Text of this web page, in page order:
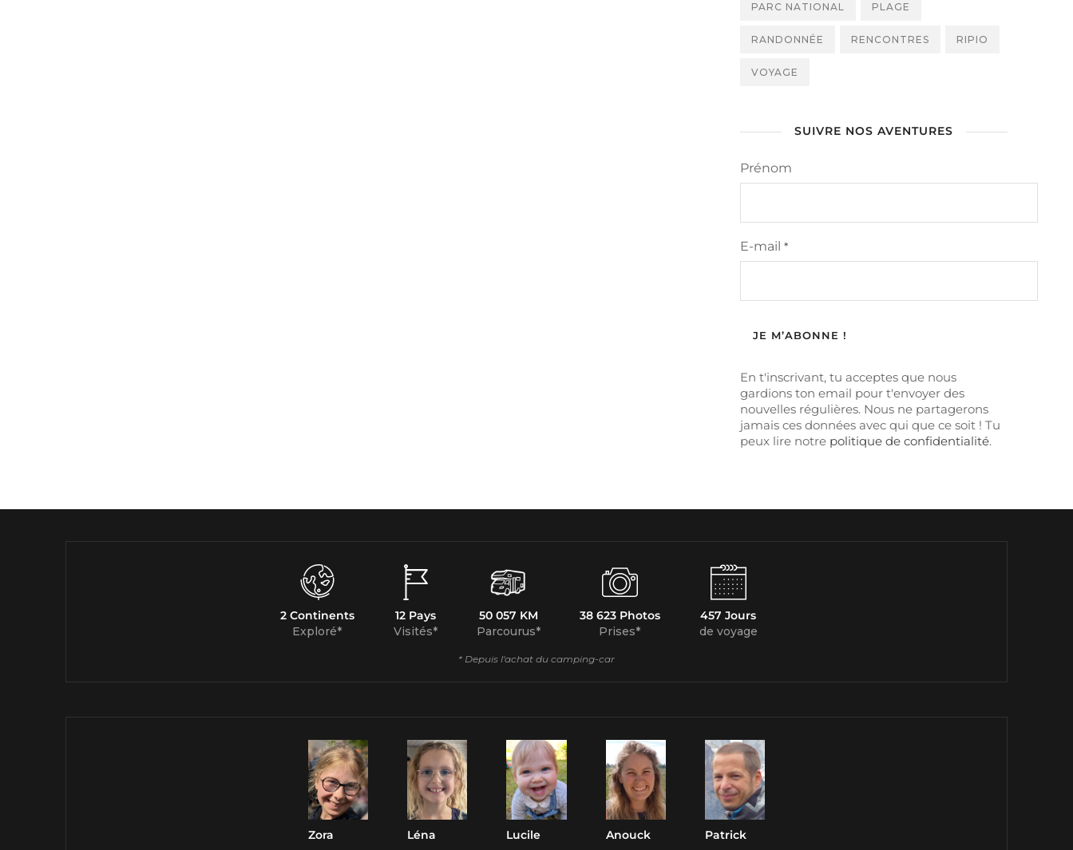
PARC NATIONAL PLAGE
RANDONNÉE RENCONTRES RIPIO
VOYAGE
SUIVRE NOS AVENTURES
Prénom
E-mail *
En t'inscrivant, tu acceptes que nous
gardions ton email pour t'envoyer des
nouvelles régulières. Nous ne partagerons
jamais ces données avec qui que ce soit ! Tu
peux lire notre politique de confidentialité.
2 Continents
Exploré*
12 Pays
Visités*
50 057 KM
Parcourus*
38 623 Photos
Prises*
457 Jours
de voyage
* Depuis l'achat du camping-car
Zora Léna Lucile Anouck Patrick